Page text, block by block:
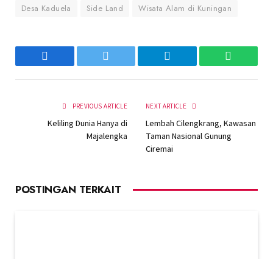
Desa Kaduela Side Land Wisata Alam di Kuningan
Facebook Twitter Telegram
PREVIOUS ARTICLE
Keliling Dunia Hanya di
Majalengka
NEXT ARTICLE
Lembah Cilengkrang, Kawasan
Taman Nasional Gunung
Ciremai
POSTINGAN TERKAIT